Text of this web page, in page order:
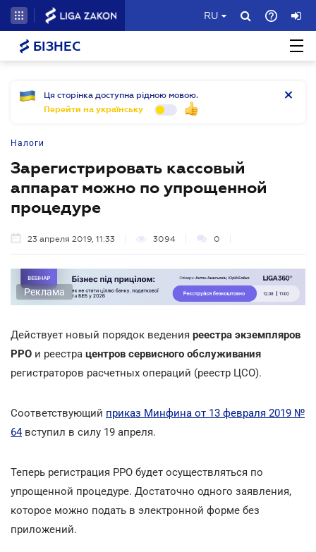
RU
БІЗНЕС
Ця сторінка доступна рідною мовою.
Перейти на українську
Налоги
Зарегистрировать кассовый
аппарат можно по упрощенной
процедуре
23 апреля 2019, 11:33 3094 0
Реклама
Действует новый порядок ведения реестра экземпляров
РРО и реестра центров сервисного обслуживания
регистраторов расчетных операций (реестр ЦСО).
Соответствующий приказ Минфина от 13 февраля 2019 №
64вступил в силу 19 апреля.
Теперь регистрация РРО будет осуществляться по
упрощенной процедуре. Достаточно одного заявления,
которое можно подать в электронной форме без
приложений.